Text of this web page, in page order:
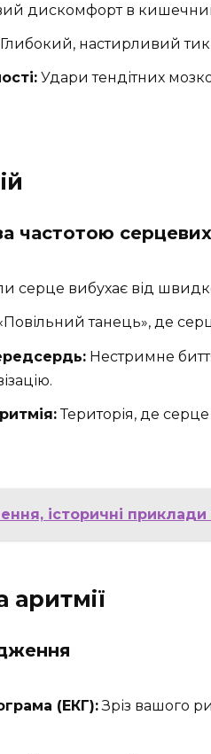
дискомфорт в
Глибокий, настирливий тик
Удари тендітних
частотою
серце вибухає від
танець», де
Нестримне
Територія, де
історичні приклади
аритмії
(ЕКГ):Зріз вашого